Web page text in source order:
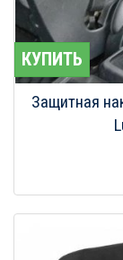
КУПИТЬ
Защитная